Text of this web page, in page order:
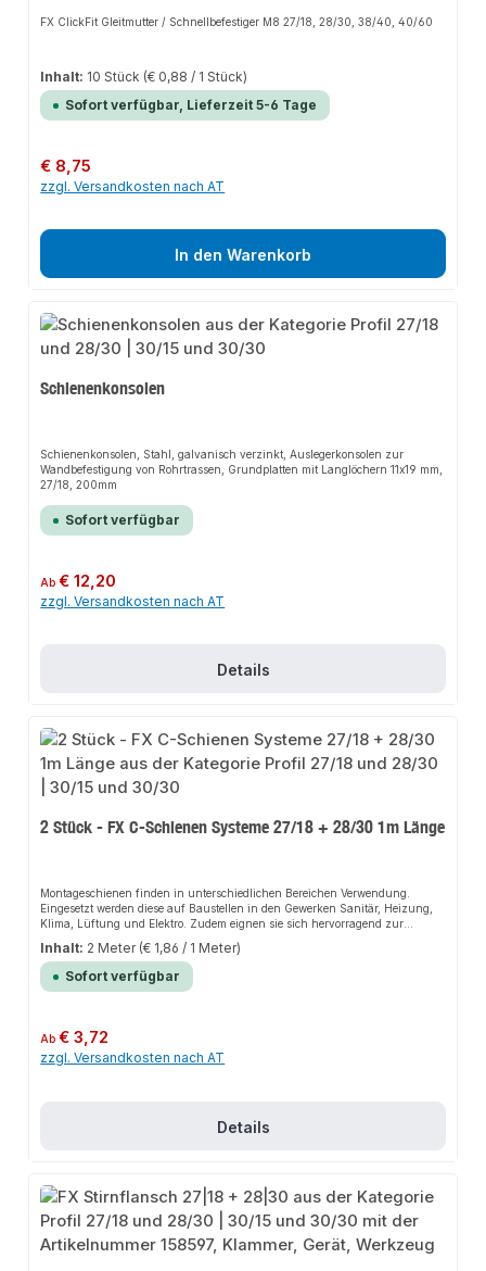
FX ClickFit Gleitmutter / Schnellbefestiger M8 27/18, 28/30, 38/40, 40/60
Inhalt: 10 Stück (€ 0,88 / 1 Stück)
Sofort verfügbar, Lieferzeit 5-6 Tage
Regulärer Preis:
€ 8,75
zzgl. Versandkosten nach AT
In den Warenkorb
Schienenkonsolen
Schienenkonsolen, Stahl, galvanisch verzinkt, Auslegerkonsolen zur
Wandbefestigung von Rohrtrassen, Grundplatten mit Langlöchern 11x19 mm,
27/18, 200mm
Sofort verfügbar
Regulärer Preis:
Ab€ 12,20
zzgl. Versandkosten nach AT
Details
2 Stück - FX C-Schienen Systeme 27/18 + 28/30 1m Länge
Montageschienen finden in unterschiedlichen Bereichen Verwendung.
Eingesetzt werden diese auf Baustellen in den Gewerken Sanitär, Heizung,
Klima, Lüftung und Elektro. Zudem eignen sie sich hervorragend zur
einfachen und fachgerechten Herstellung von Gestellen und leichten
Tragekonstruktionen jeder Art.
Inhalt: 2 Meter (€ 1,86 / 1 Meter)
Sofort verfügbar
Regulärer Preis:
Ab€ 3,72
zzgl. Versandkosten nach AT
Details